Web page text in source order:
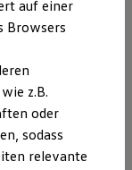
auf einer
Browsers
z.B.
oder
sodass
relevante